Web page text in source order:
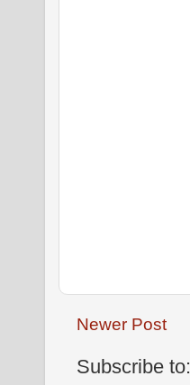
Newer Post
Subscribe to: